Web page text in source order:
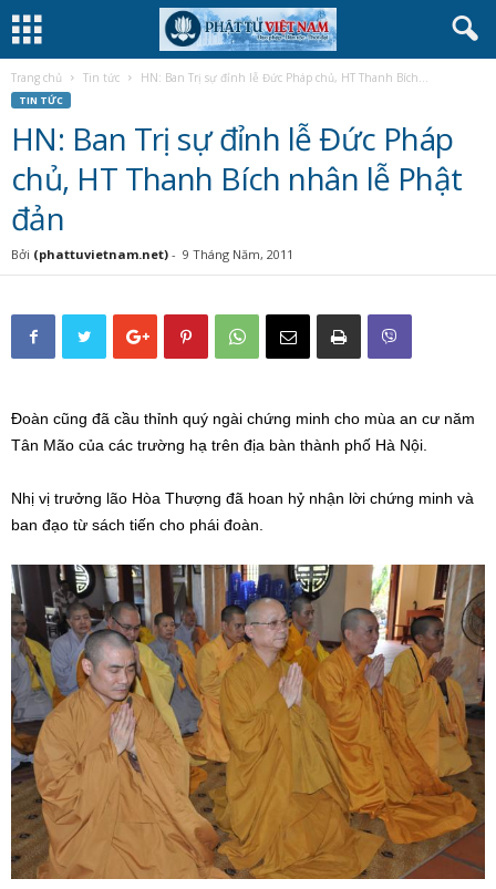
Trang chủ Tin tức HN: Ban Trị sự đỉnh lễ Đức Pháp chủ, HT Thanh Bích...
TIN TỨC
HN: Ban Trị sự đỉnh lễ Đức Pháp
chủ, HT Thanh Bích nhân lễ Phật
đản
Bởi (phattuvietnam.net) - 9 Tháng Năm, 2011
Đoàn cũng đã cầu thỉnh quý ngài chứng minh cho mùa an cư năm
Tân Mão của các trường hạ trên địa bàn thành phố Hà Nội.
Nhị vị trưởng lão Hòa Thượng đã hoan hỷ nhận lời chứng minh và
ban đạo từ sách tiến cho phái đoàn.